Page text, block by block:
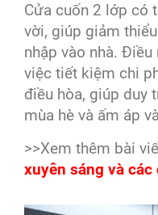
Cửa cuốn 2 lớp có
vời, giúp giảm
nhập vào nhà.
việc tiết kiệm chi
điều hòa, giúp duy
mùa hè và ấm áp
>>Xem thêm bài
xuyên sáng và